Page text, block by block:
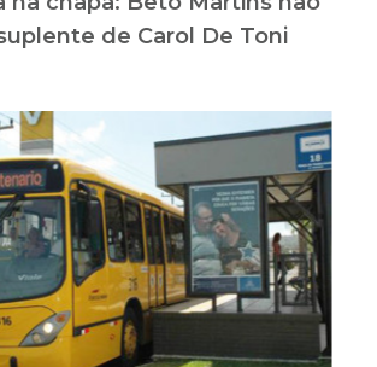
de Carol De Toni